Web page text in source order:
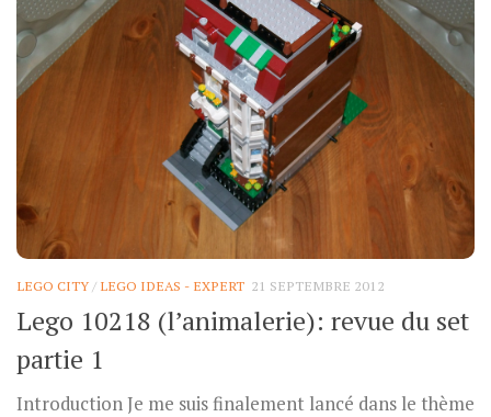
LEGO CITY/ LEGO IDEAS - EXPERT 21 SEPTEMBRE 2012
Lego 10218 (l’animalerie): revue du set
partie 1
Introduction Je me suis finalement lancé dans le thème